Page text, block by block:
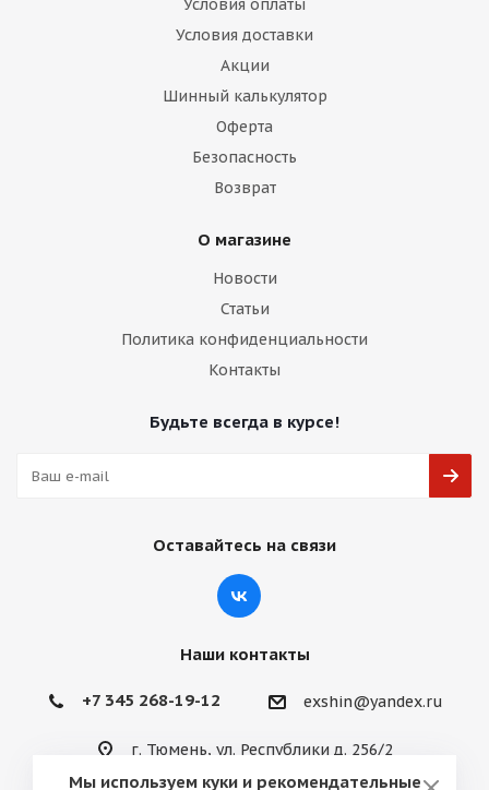
Условия оплаты
Условия доставки
Акции
Шинный калькулятор
Оферта
Безопасность
Возврат
О магазине
Новости
Статьи
Политика конфиденциальности
Контакты
Будьте всегда в курсе!
Оставайтесь на связи
Наши контакты
+7 345 268-19-12 exshin@yandex.ru
г. Тюмень, ул. Республики д. 256/2
Мы используем куки и рекомендательные